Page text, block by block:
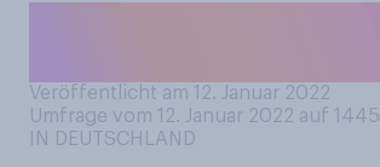
Veröffentlicht am 12. Januar 2022
Umfrage vom 12. Januar 2022 auf 1445
IN DEUTSCHLAND